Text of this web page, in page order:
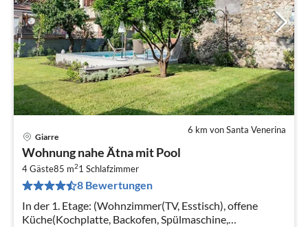
6 km von Santa Venerina
Giarre
Wohnung nahe Ätna mit Pool
4 Gäste85 m21 Schlafzimmer
8 Bewertungen
In der 1. Etage: (Wohnzimmer(TV, Esstisch), offene
Küche(Kochplatte, Backofen, Spülmaschine,